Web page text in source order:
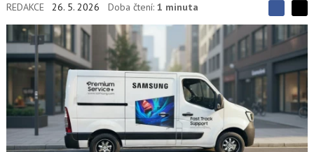
REDAKCE 26. 5. 2026 Doba čtení: 1 minuta
SS
d
í
e
a
F
c
d
l
e
j
e
n
a
s
í
t